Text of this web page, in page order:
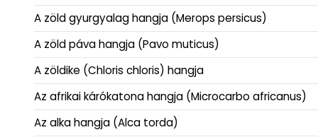
A zöld gyurgyalag hangja (Merops persicus)
A zöld páva hangja (Pavo muticus)
A zöldike (Chloris chloris) hangja
Az afrikai kárókatona hangja (Microcarbo africanus)
Az alka hangja (Alca torda)